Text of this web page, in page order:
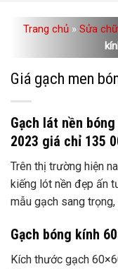
Trang chủ » Sửa
Giá gạch men
Gạch lát nền
2023 giá chỉ 135
Trên thị trường hiện
kiếng lót nền đẹp ấn
mẫu gạch sang
Gạch bóng kính
Kích thước gạch